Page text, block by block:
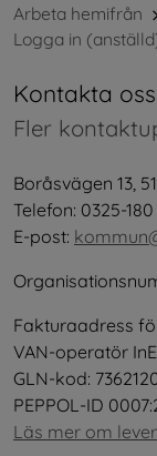
Arbeta hemifrån
Logga in
Kontakta oss
Fler
Boråsvägen 13,
Telefon: 0325-
E-post:
Fakturaadress
VAN-operatör
GLN-kod:
PEPPOL-ID
Läs mer om